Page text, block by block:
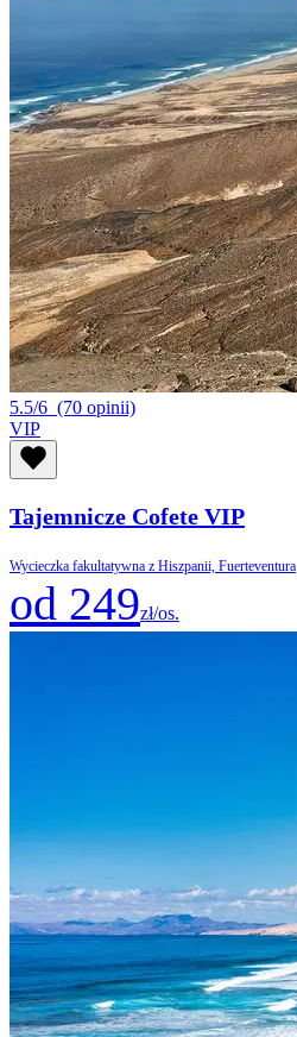
5.5/6 (70 opinii)
VIP
Tajemnicze Cofete VIP
Wycieczka fakultatywna z Hiszpanii, Fuerteventura
od 249zł/os.